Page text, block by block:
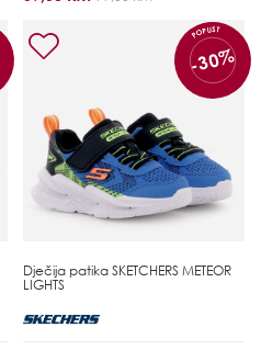
POPUST
-30%
Dječija patika SKETCHERS METEOR
LIGHTS